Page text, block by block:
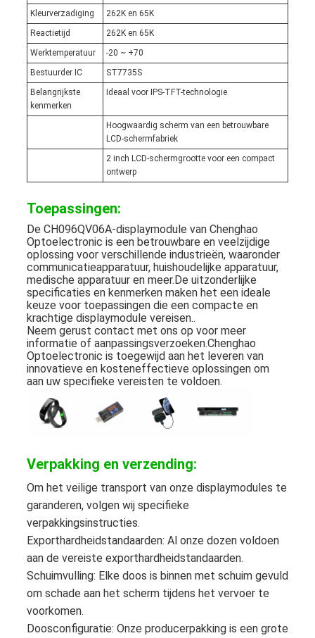
Kleurverzadiging
262K en 65K
Reactietijd
262K en 65K
Werktemperatuur
-20 ~ +70
Bestuurder IC
ST7735S
Belangrijkste
kenmerken
Ideaal voor IPS-TFT-technologie
Hoogwaardig scherm van een betrouwbare
LCD-schermfabriek
2 inch LCD-schermgrootte voor een compact
ontwerp
Toepassingen:
De CH096QV06A-displaymodule van Chenghao
Optoelectronic is een betrouwbare en veelzijdige
oplossing voor verschillende industrieën, waaronder
communicatieapparatuur, huishoudelijke apparatuur,
medische apparatuur en meer.De uitzonderlijke
specificaties en kenmerken maken het een ideale
keuze voor toepassingen die een compacte en
krachtige displaymodule vereisen..
Neem gerust contact met ons op voor meer
informatie of aanpassingsverzoeken.Chenghao
Optoelectronic is toegewijd aan het leveren van
innovatieve en kosteneffectieve oplossingen om
aan uw specifieke vereisten te voldoen.
Verpakking en verzending:
Om het veilige transport van onze displaymodules te
garanderen, volgen wij specifieke
verpakkingsinstructies.
Exporthardheidstandaarden: Al onze dozen voldoen
aan de vereiste exporthardheidstandaarden.
Schuimvulling: Elke doos is binnen met schuim gevuld
om schade aan het scherm tijdens het vervoer te
voorkomen.
Doosconfiguratie: Onze producerpakking is een grote